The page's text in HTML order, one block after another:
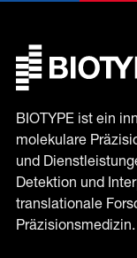
BIOTYPE ist ein
molekulare
und
Detektion und
translationale
Präzisionsmedizin.